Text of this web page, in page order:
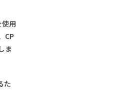
用
CP
ま
た